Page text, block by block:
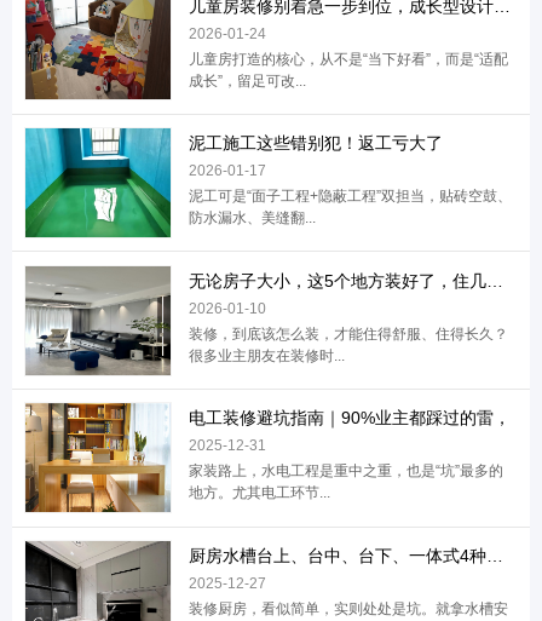
2026-01-24
儿童房打造的核心，从不是“当下好看”，而是“适配
成长”，留足可改...
泥工施工这些错别犯！返工亏大了
2026-01-17
泥工可是“面子工程+隐蔽工程”双担当，贴砖空鼓、
防水漏水、美缝翻...
2026-01-10
装修，到底该怎么装，才能住得舒服、住得长久？
很多业主朋友在装修时...
电工装修避坑指南｜90%业主都踩过的雷，
2025-12-31
家装路上，水电工程是重中之重，也是“坑”最多的
地方。尤其电工环节...
2025-12-27
装修厨房，看似简单，实则处处是坑。就拿水槽安